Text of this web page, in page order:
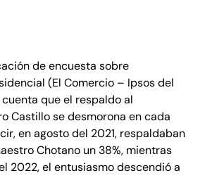
de encuesta sobre
(El Comercio – Ipsos del
que el respaldo al
Castillo se desmorona en cada
en agosto del 2021, respaldaban
Chotano un 38%, mientras
2022, el entusiasmo descendió a